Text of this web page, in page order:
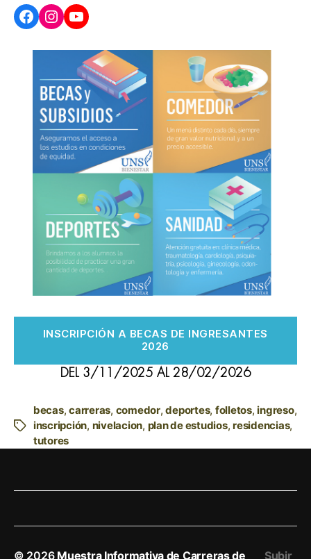
Facebook
Instagram
YouTube
INSCRIPCIÓN A BECAS DE INGRESANTES
2026
DEL 3/11/2025 AL 28/02/2026
Etiquetas
becas,carreras, comedor,deportes, folletos,ingreso,
inscripción, nivelacion, plan de estudios,residencias,
tutores
© 2026 Muestra Informativa de Carreras de Subir